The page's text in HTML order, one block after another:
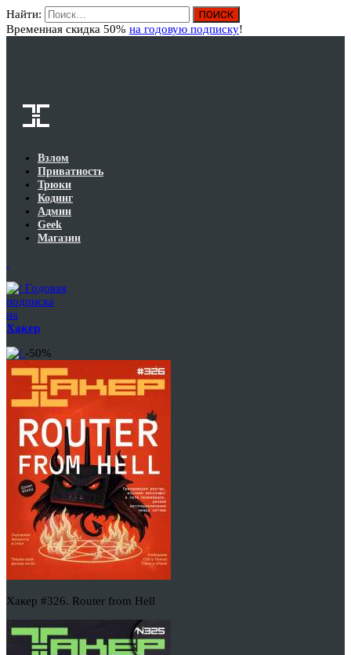
Найти:
Временная скидка 50% на годовую подписку!
Взлом
Приватность
Трюки
Кодинг
Админ
Geek
Магазин
Годовая
подписка
на
Хакер
-50%
Хакер #326. Router from Hell